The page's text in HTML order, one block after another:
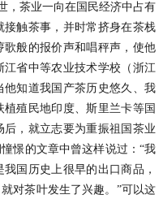
，茶业一向在国民经济中占有
触茶事，并时常挤身在茶栈
般的报价声和唱秤声，使他
省中等农业技术学校（浙江
知道我国产茶历史悠久、我
殖民地印度、斯里兰卡等国
，就立志要为重振祖国茶业
憬的文章中曾这样说过：“我
国历史上很早的出口商品，
对茶叶发生了兴趣。”可以这